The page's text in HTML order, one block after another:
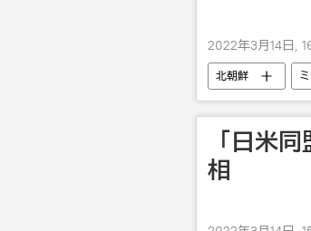
2022年3月14日,
北朝鮮
「日米
相